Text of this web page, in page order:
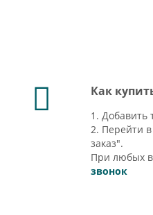
Как
1. Добавить
2. Перейти
заказ".
При любых
звонок